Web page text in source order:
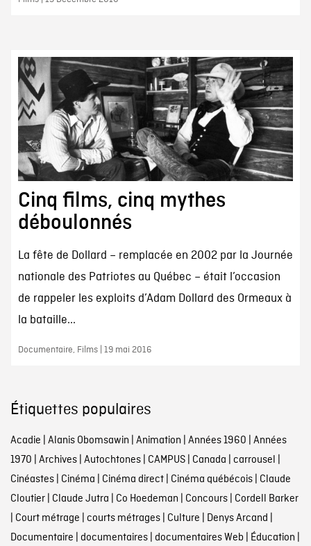
Cinq films, cinq mythes
déboulonnés
La fête de Dollard – remplacée en 2002 par la Journée
nationale des Patriotes au Québec – était l’occasion
de rappeler les exploits d’Adam Dollard des Ormeaux à
la bataille...
Documentaire, Films | 19 mai 2016
Étiquettes populaires
Acadie | Alanis Obomsawin | Animation | Années 1960 | Années
1970 | Archives| Autochtones| CAMPUS| Canada | carrousel |
Cinéastes| Cinéma | Cinéma direct| Cinéma québécois| Claude
Cloutier| Claude Jutra | Co Hoedeman | Concours| Cordell Barker
| Court métrage | courts métrages| Culture | Denys Arcand |
Documentaire | documentaires| documentaires Web | Éducation |